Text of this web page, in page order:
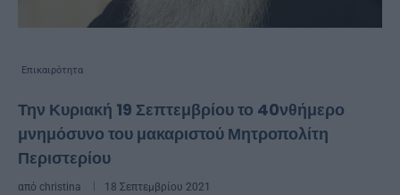
Επικαιρότητα
Την Κυριακή 19 Σεπτεμβρίου το 40νθήμερο
μνημόσυνο του μακαριστού Μητροπολίτη
Περιστερίου
από christina 18 Σεπτεμβρίου 2021